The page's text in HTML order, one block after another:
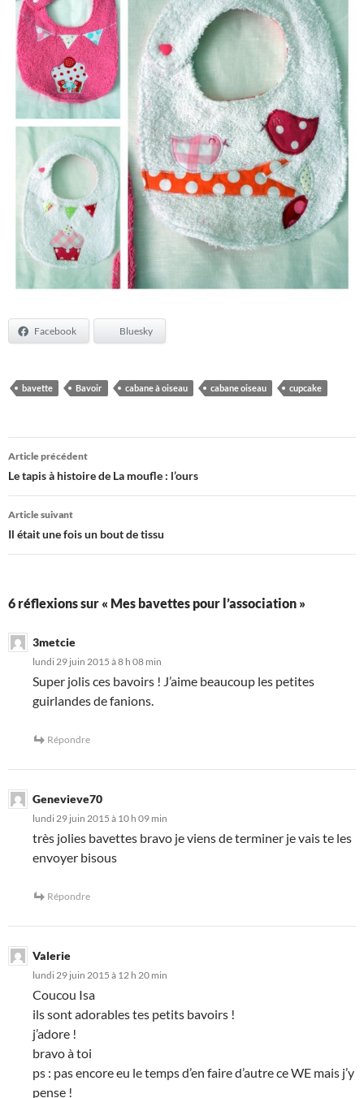
Facebook Bluesky
bavette Bavoir cabane à oiseau cabane oiseau cupcake
Navigation
des
articles
Article précédent
Le tapis à histoire de La moufle : l’ours
Article suivant
Il était une fois un bout de tissu
6 réflexions sur « Mes bavettes pour l’association »
3metcie
lundi 29 juin 2015 à 8 h 08 min
Super jolis ces bavoirs ! J’aime beaucoup les petites
guirlandes de fanions.
Répondre
Genevieve70
lundi 29 juin 2015 à 10 h 09 min
très jolies bavettes bravo je viens de terminer je vais te les
envoyer bisous
Répondre
Valerie
lundi 29 juin 2015 à 12 h 20 min
Coucou Isa
ils sont adorables tes petits bavoirs !
j’adore !
bravo à toi
ps : pas encore eu le temps d’en faire d’autre ce WE mais j’y
pense !